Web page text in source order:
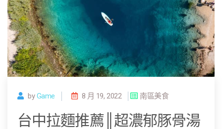
byGame 8 月 19, 2022 南區美食
台中拉麵推薦║超濃郁豚骨湯